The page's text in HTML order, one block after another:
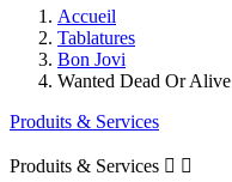
Accueil
Tablatures
Bon Jovi
Wanted Dead Or Alive
Produits & Services
Produits & Services  